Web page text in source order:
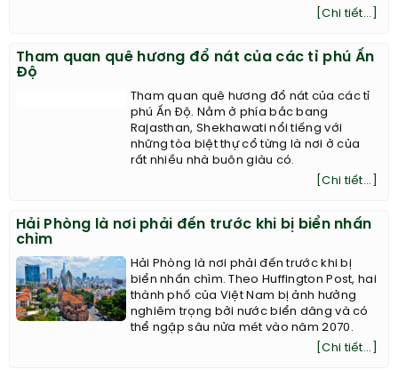
[Chi tiết...]
Tham quan quê hương đổ nát của các tỉ phú Ấn
Độ
Tham quan quê hương đổ nát của các tỉ
phú Ấn Độ. Nằm ở phía bắc bang
Rajasthan, Shekhawati nổi tiếng với
những tòa biệt thự cổ từng là nơi ở của
rất nhiều nhà buôn giàu có.
[Chi tiết...]
Hải Phòng là nơi phải đến trước khi bị biển nhấn
chìm
Hải Phòng là nơi phải đến trước khi bị
biển nhấn chìm. Theo Huffington Post, hai
thành phố của Việt Nam bị ảnh hưởng
nghiêm trọng bởi nước biển dâng và có
thể ngập sâu nửa mét vào năm 2070.
[Chi tiết...]